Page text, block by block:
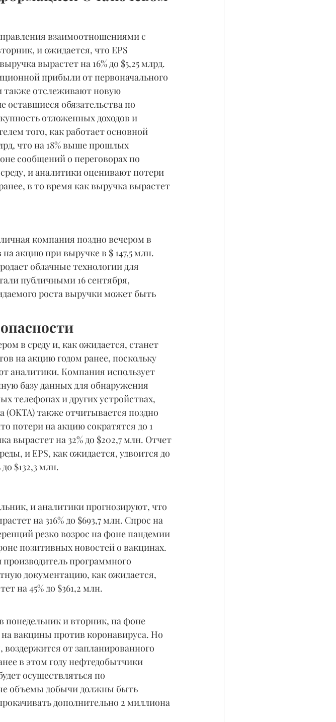
взаимоотношениями с
и ожидается, что EPS
вырастет на 16% до $5,25 млрд.
прибыли от первоначального
также отслеживают новую
оставшиеся обязательства по
отложенных доходов и
того, как работает основной
что на 18% выше прошлых
сообщений о переговорах по
и аналитики оценивают потери
в то время как выручка вырастет
компания поздно вечером в
акцию при выручке в $ 147,5 млн.
облачные технологии для
публичными 16 сентября,
роста выручки может быть
в среду и, как ожидается, станет
на акцию годом ранее, поскольку
аналитики. Компания использует
базу данных для обнаружения
телефонах и других устройствах,
также отчитывается поздно
потери на акцию сократятся до 1
вырастет на 32% до $202,7 млн. Отчет
и EPS, как ожидается, удвоится до
$132,3 млн.
и аналитики прогнозируют, что
на 316% до $693,7 млн. Спрос на
резко возрос на фоне пандемии
позитивных новостей о вакцинах.
производитель программного
документацию, как ожидается,
на 45% до $361,2 млн.
понедельник и вторник, на фоне
вакцины против коронавируса. Но
от запланированного
в этом году нефтедобытчики
осуществляться по
объемы добычи должны быть
дополнительно 2 миллиона